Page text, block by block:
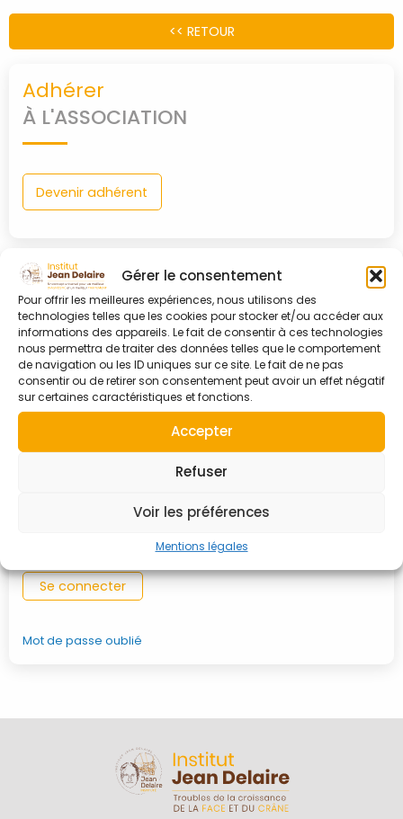
Gérer le consentement
Pour offrir les meilleures expériences, nous utilisons des
technologies telles que les cookies pour stocker et/ou accéder aux
informations des appareils. Le fait de consentir à ces technologies
nous permettra de traiter des données telles que le comportement
de navigation ou les ID uniques sur ce site. Le fait de ne pas
consentir ou de retirer son consentement peut avoir un effet négatif
sur certaines caractéristiques et fonctions.
Accepter
Refuser
Voir les préférences
Mentions légales
<< RETOUR
Adhérer
À L'ASSOCIATION
Devenir adhérent
Connexion
À MON COMPTE
Identifiant ou adresse e-mail
Se souvenir de moi
Mot de passe oublié
FORMATIONS
CONTACT
COMPTE
shopping_cart0